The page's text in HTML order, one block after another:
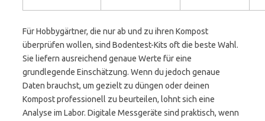
Für Hobbygärtner, die nur ab und zu ihren Kompost
überprüfen wollen, sind Bodentest-Kits oft die beste Wahl.
Sie liefern ausreichend genaue Werte für eine
grundlegende Einschätzung. Wenn du jedoch genaue
Daten brauchst, um gezielt zu düngen oder deinen
Kompost professionell zu beurteilen, lohnt sich eine
Analyse im Labor. Digitale Messgeräte sind praktisch, wenn